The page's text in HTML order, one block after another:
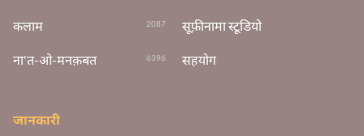
कलाम 2087
ना'त-ओ-मनक़बत 6396
सूफ़ीनामा स्टूडियो
सहयोग
जानकारी